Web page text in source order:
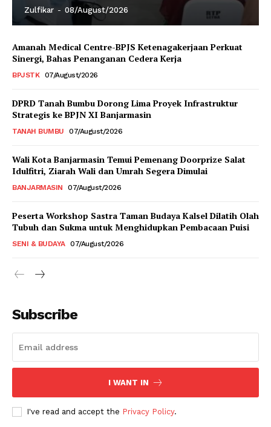
Zulfikar - 08/August/2026
Amanah Medical Centre-BPJS Ketenagakerjaan Perkuat
Sinergi, Bahas Penanganan Cedera Kerja
BPJSTK 07/August/2026
DPRD Tanah Bumbu Dorong Lima Proyek Infrastruktur
Strategis ke BPJN XI Banjarmasin
TANAH BUMBU 07/August/2026
Wali Kota Banjarmasin Temui Pemenang Doorprize Salat
Idulfitri, Ziarah Wali dan Umrah Segera Dimulai
BANJARMASIN 07/August/2026
Peserta Workshop Sastra Taman Budaya Kalsel Dilatih Olah
Tubuh dan Sukma untuk Menghidupkan Pembacaan Puisi
SENI & BUDAYA 07/August/2026
Subscribe
I WANT IN
I've read and accept the Privacy Policy.